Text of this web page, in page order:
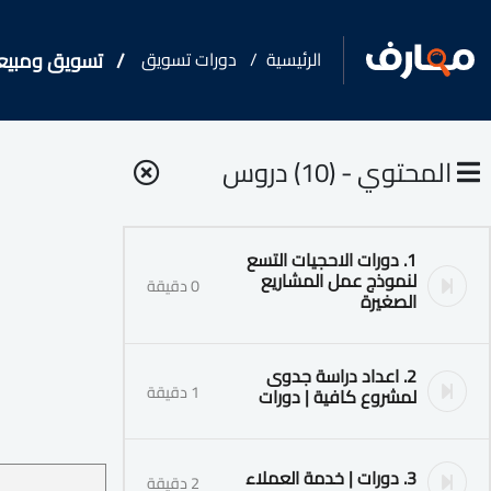
الرئيسية دورات تسويق تسويق
المحتوي - (10) دروس
1. دورات الاحجيات التسع
لنموذج عمل المشاريع
الصغيرة 0 دقيقة
2. اعداد دراسة جدوى
لمشروع كافية | دورات 1 دقيقة
3. دورات | خدمة العملاء 2 دقيقة